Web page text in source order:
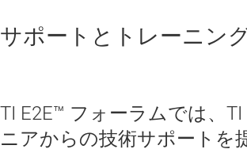
サポートとトレーニン
TI E2E™ フォーラムでは、
ニアからの技術サポートを